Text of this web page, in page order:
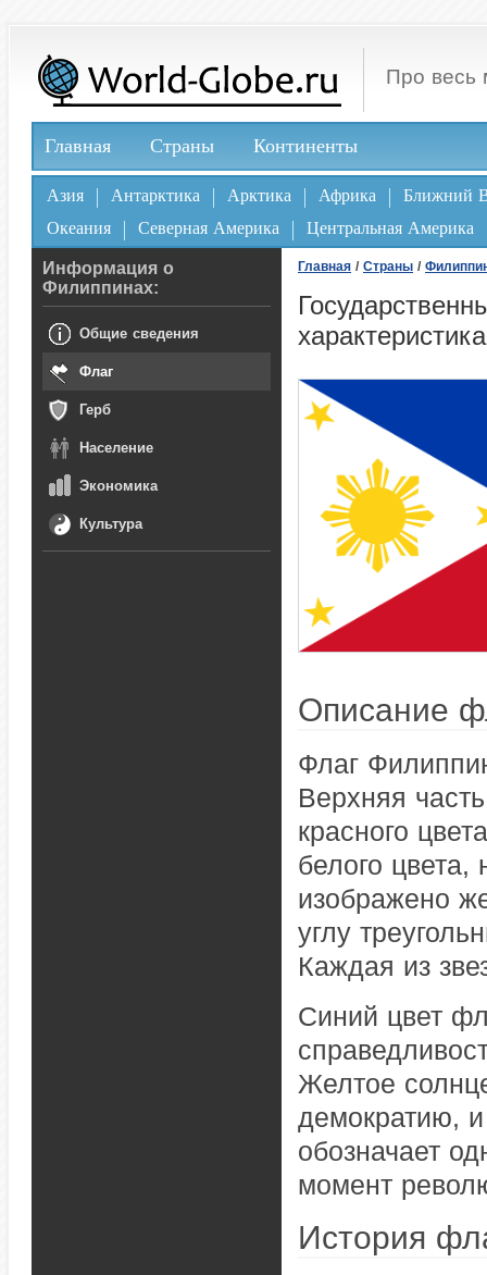
Про весь
Главная Страны Континенты
Азия Антарктика Арктика Африка
Ближний
Океания
Северная Америка Центральная Америка
Главная / Страны /
Описание
Флаг
Верхняя
красного
белого цвета,
изображено
углу
Каждая из
Синий цвет
Желтое
демократию,
обозначает
момент
История
Информация о
Филиппинах:
Общие сведения
Флаг
Герб
Население
Экономика
Культура